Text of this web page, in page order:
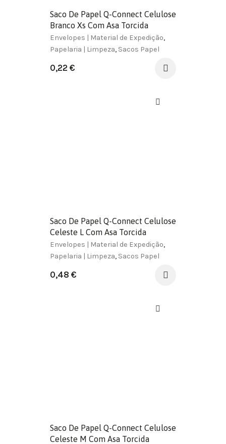
Saco De Papel Q-Connect Celulose
Branco Xs Com Asa Torcida
180X240X80 Mm
Envelopes | Material de Expedição,
Papelaria | Limpeza, Sacos Papel
0,22 €
Saco De Papel Q-Connect Celulose
Celeste L Com Asa Torcida
320X400X14 Mm
Envelopes | Material de Expedição,
Papelaria | Limpeza, Sacos Papel
0,48 €
Saco De Papel Q-Connect Celulose
Celeste M Com Asa Torcida